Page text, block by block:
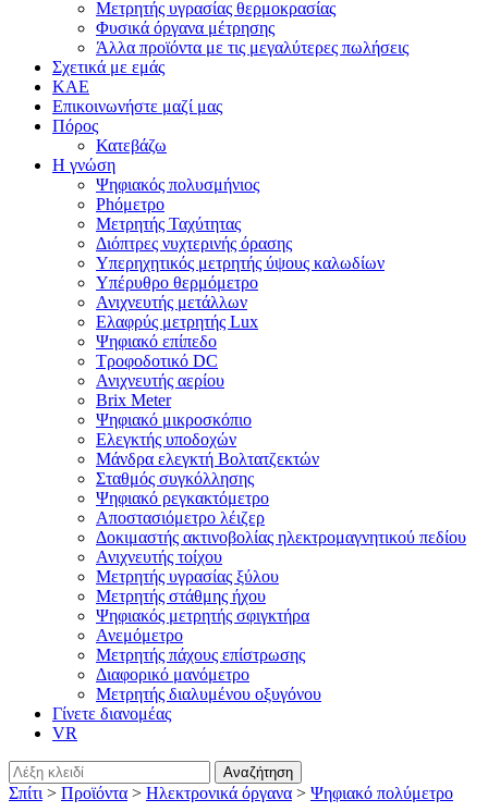
Μετρητής υγρασίας θερμοκρασίας
Φυσικά όργανα μέτρησης
Άλλα προϊόντα με τις μεγαλύτερες πωλήσεις
Σχετικά με εμάς
ΚΑΕ
Επικοινωνήστε μαζί μας
Πόρος
Κατεβάζω
Η γνώση
Ψηφιακός πολυσμήνιος
Phόμετρο
Μετρητής Ταχύτητας
Διόπτρες νυχτερινής όρασης
Υπερηχητικός μετρητής ύψους καλωδίων
Υπέρυθρο θερμόμετρο
Ανιχνευτής μετάλλων
Ελαφρύς μετρητής Lux
Ψηφιακό επίπεδο
Τροφοδοτικό DC
Ανιχνευτής αερίου
Brix Meter
Ψηφιακό μικροσκόπιο
Ελεγκτής υποδοχών
Μάνδρα ελεγκτή Βολτατζεκτών
Σταθμός συγκόλλησης
Ψηφιακό ρεγκακτόμετρο
Αποστασιόμετρο λέιζερ
Δοκιμαστής ακτινοβολίας ηλεκτρομαγνητικού πεδίου
Ανιχνευτής τοίχου
Μετρητής υγρασίας ξύλου
Μετρητής στάθμης ήχου
Ψηφιακός μετρητής σφιγκτήρα
Ανεμόμετρο
Μετρητής πάχους επίστρωσης
Διαφορικό μανόμετρο
Μετρητής διαλυμένου οξυγόνου
Γίνετε διανομέας
VR
Σπίτι > Προϊόντα > Ηλεκτρονικά όργανα > Ψηφιακό πολύμετρο